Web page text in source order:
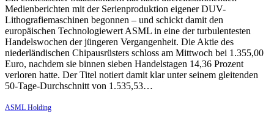
Medienberichten mit der Serienproduktion eigener DUV-
Lithografiemaschinen begonnen – und schickt damit den
europäischen Technologiewert ASML in eine der turbulentesten
Handelswochen der jüngeren Vergangenheit. Die Aktie des
niederländischen Chipausrüsters schloss am Mittwoch bei 1.355,00
Euro, nachdem sie binnen sieben Handelstagen 14,36 Prozent
verloren hatte. Der Titel notiert damit klar unter seinem gleitenden
50-Tage-Durchschnitt von 1.535,53…
ASML Holding